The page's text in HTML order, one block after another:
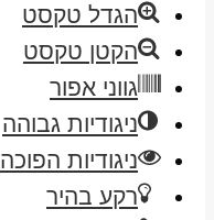
הגדל טקסט
הקטן טקסט
גווני אפור
ניגודיות גבוהה
ניגודיות הפוכה
רקע בהיר